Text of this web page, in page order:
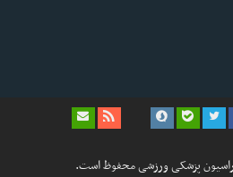
پزشکی ورزشی محفوظ است.